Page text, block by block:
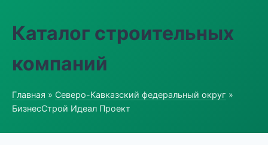
Каталог строительных
компаний
Главная » Северо-Кавказский федеральный округ »
БизнесСтрой Идеал Проект